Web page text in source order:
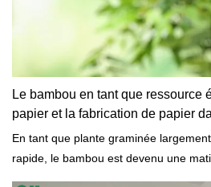
Le bambou en tant que ressource
papier et la fabrication de papier
En tant que plante graminée
rapide, le bambou est devenu une
pour la pâte à papier et la fabrication